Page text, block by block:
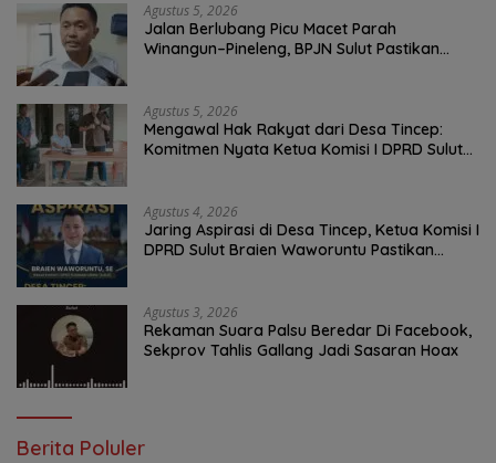
Agustus 5, 2026
Jalan Berlubang Picu Macet Parah
Winangun–Pineleng, BPJN Sulut Pastikan
Agustus 5, 2026
Mengawal Hak Rakyat dari Desa Tincep:
Komitmen Nyata Ketua Komisi I DPRD Sulut
Agustus 4, 2026
Jaring Aspirasi di Desa Tincep, Ketua Komisi I
DPRD Sulut Braien Waworuntu Pastikan
Agustus 3, 2026
Rekaman Suara Palsu Beredar Di Facebook,
Sekprov Tahlis Gallang Jadi Sasaran Hoax
Berita Poluler